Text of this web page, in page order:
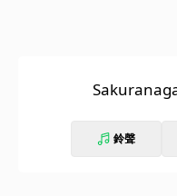
鈴聲